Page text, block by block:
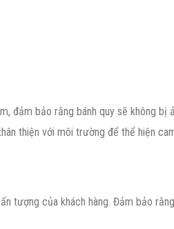
đảm bảo rằng bánh quy sẽ không bị
thiện với môi trường để thể hiện
tượng của khách hàng. Đảm bảo